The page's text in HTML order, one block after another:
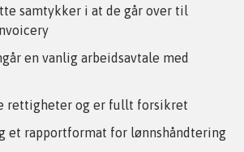
samtykker i at de går over til
en vanlig arbeidsavtale med
rettigheter og er fullt forsikret
et rapportformat for lønnshåndtering